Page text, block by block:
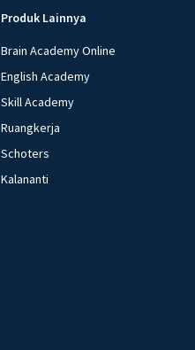
Produk Lainnya
Brain Academy Online
English Academy
Skill Academy
Ruangkerja
Schoters
Kalananti